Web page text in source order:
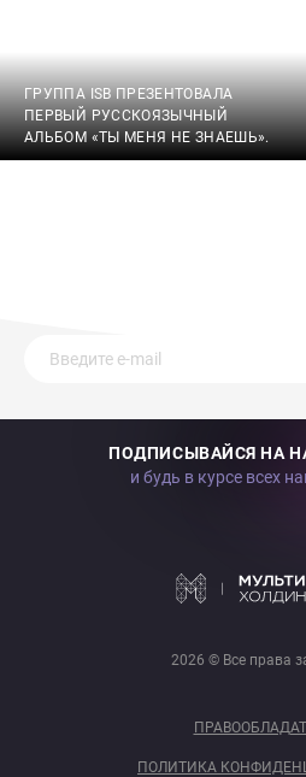
ГРУППА ISB ПРЕЗЕНТОВАЛА
ПЕРВЫЙ РУССКОЯЗЫЧНЫЙ
АЛЬБОМ «ТЫ МЕНЯ НЕ ЗНАЕШЬ».
ПОДПИСЫВАЙСЯ НА
и будь в курсе всех
2026 © Все права
ПОЛИТИКА